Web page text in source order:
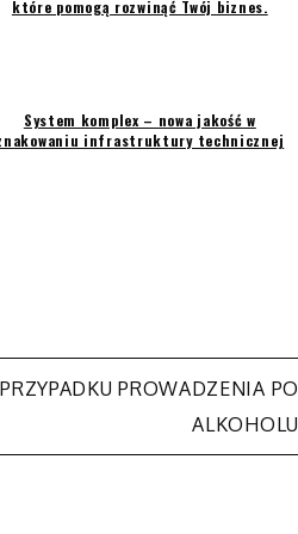
które pomogą rozwinąć Twój biznes.
System komplex – nowa jakość w
infrastruktury technicznej
PROWADZENIA PO
ALKOHOLU